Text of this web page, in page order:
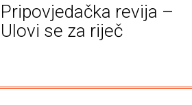
Pripovjedačka revija –
Ulovi se za riječ